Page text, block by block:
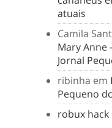
atuais
Camila
Mary Anne
Jornal
ribinha em
Pequeno
robux hack